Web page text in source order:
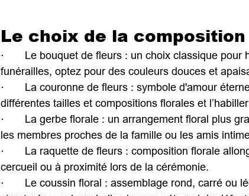
Le choix de la
·       Le bouquet de fleurs : un choix classique
funérailles, optez pour des couleurs douces et
·       La couronne de fleurs : symbole d'amour
différentes tailles et compositions florales et
·       La gerbe florale : un arrangement floral plus
les membres proches de la famille ou les amis
·       La raquette de fleurs : composition florale
cercueil ou à proximité lors de la cérémonie.
·       Le coussin floral : assemblage rond, carré